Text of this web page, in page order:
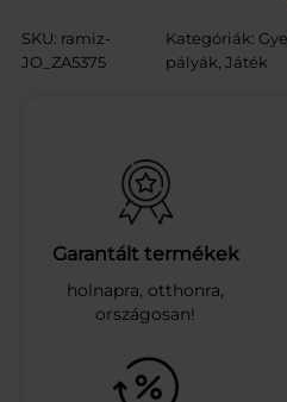
s
a
u
t
p
á
y
a
SKU: ramiz-
JO_ZA5375
Kategóriák:
pályák Játék
Garantált termékek
holnapra, otthonra,
országosan!